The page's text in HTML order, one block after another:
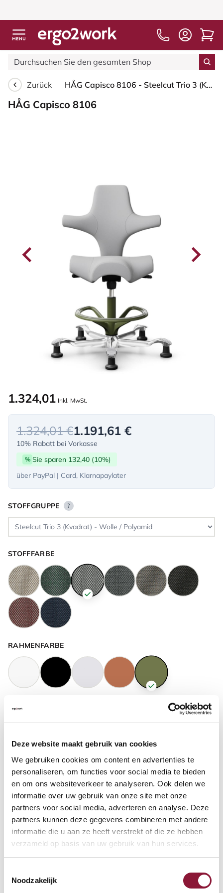
Deze website maakt gebruik van cookies
We gebruiken cookies om content en advertenties te
personaliseren, om functies voor social media te bieden
en om ons websiteverkeer te analyseren. Ook delen we
informatie over uw gebruik van onze site met onze
partners voor social media, adverteren en analyse. Deze
partners kunnen deze gegevens combineren met andere
informatie die u aan ze heeft verstrekt of die ze hebben
verzameld op basis van uw gebruik van hun services.
Noodzakelijk
Zurück HÅG Capisco 8106 - Steelcut Trio 3 (Kvadrat) - Wolle / Polyamid - STT133 - Light grey - Moss Grey - 200 mm (Sitzhöhe 46-64cm) - Bodengleiter
HÅG Capisco 8106
1.324,01 Inkl. MwSt.
1.324,01 €1.191,61 €
10% Rabatt bei Vorkasse
% Sie sparen 132,40 (10%)
über PayPal | Card, Klarnapaylater
STOFFGRUPPE ?
STOFFFARBE
RAHMENFARBE
FUSSRING ?
FUSSRING AUS POLIERTEM ALUMINIUM